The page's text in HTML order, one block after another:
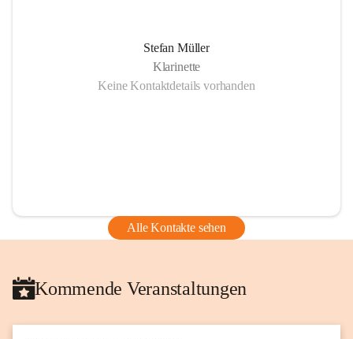
Stefan Müller
Klarinette
Keine Kontaktdetails vorhanden
Alle Kontakte sehen
Kommende Veranstaltungen